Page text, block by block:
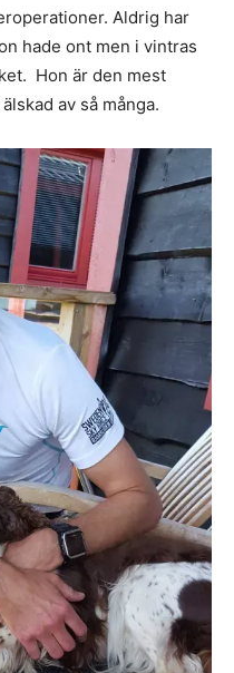
Aldrig har
hade ont men i vintras
Hon är den mest
av så många.